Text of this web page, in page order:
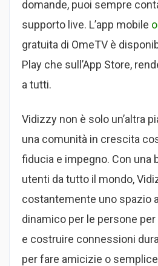
domande, puoi sempre
supporto live. L’app mobile
gratuita di OmeTV è
Play che sull’App Store,
a tutti.
Vidizzy non è solo un’altra
una comunità in crescita
fiducia e impegno. Con una
utenti da tutto il mondo,
costantemente uno spazio
dinamico per le persone
e costruire connessioni
per fare amicizie o